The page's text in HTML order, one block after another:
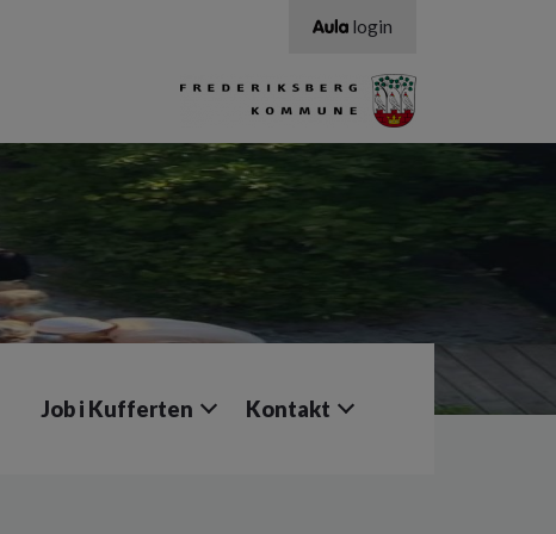
login
Job i Kufferten Kontakt